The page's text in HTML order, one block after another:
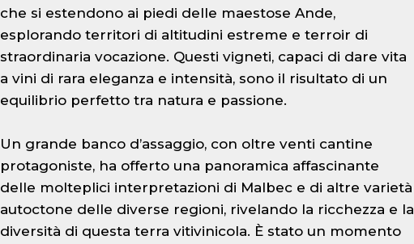
che si estendono ai piedi delle maestose Ande,
esplorando territori di altitudini estreme e terroir di
straordinaria vocazione. Questi vigneti, capaci di dare vita
a vini di rara eleganza e intensità, sono il risultato di un
equilibrio perfetto tra natura e passione.
Un grande banco d’assaggio, con oltre venti cantine
protagoniste, ha offerto una panoramica affascinante
delle molteplici interpretazioni di Malbec e di altre varietà
autoctone delle diverse regioni, rivelando la ricchezza e la
diversità di questa terra vitivinicola. È stato un momento